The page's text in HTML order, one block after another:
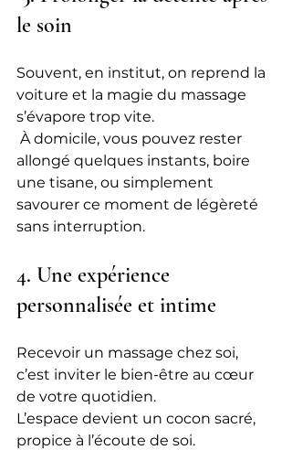
le soin
Souvent, en institut, on reprend la
voiture et la magie du massage
s’évapore trop vite.
allongé quelques instants, boire
une tisane, ou simplement
savourer ce moment de légèreté
sans interruption.
4. Une expérience
personnalisée et intime
Recevoir un massage chez soi,
c’est inviter le bien-être au cœur
de votre quotidien.
L’espace devient un cocon sacré,
propice à l’écoute de soi.